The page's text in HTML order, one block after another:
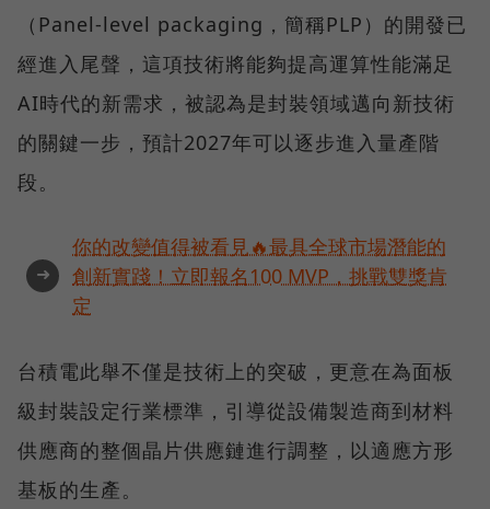
（Panel-level packaging，簡稱PLP）的開發已
經進入尾聲，這項技術將能夠提高運算性能滿足
AI時代的新需求，被認為是封裝領域邁向新技術
的關鍵一步，預計2027年可以逐步進入量產階
段。
➜
你的改變值得被看見🔥最具全球市場潛能的
創新實踐！立即報名100 MVP，挑戰雙獎肯
定
台積電此舉不僅是技術上的突破，更意在為面板
級封裝設定行業標準，引導從設備製造商到材料
供應商的整個晶片供應鏈進行調整，以適應方形
基板的生產。